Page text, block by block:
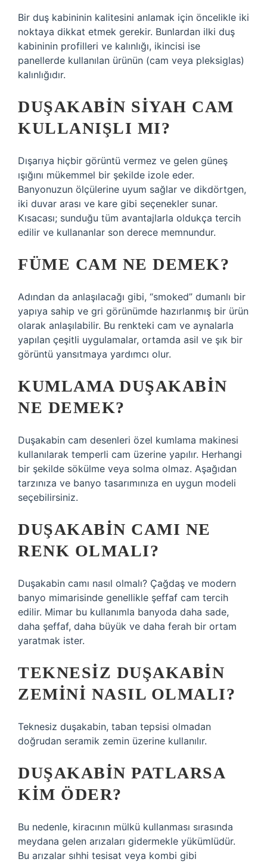
Bir duş kabininin kalitesini anlamak için öncelikle iki
noktaya dikkat etmek gerekir. Bunlardan ilki duş
kabininin profilleri ve kalınlığı, ikincisi ise
panellerde kullanılan ürünün (cam veya pleksiglas)
kalınlığıdır.
DUŞAKABIN SIYAH CAM
KULLANIŞLI MI?
Dışarıya hiçbir görüntü vermez ve gelen güneş
ışığını mükemmel bir şekilde izole eder.
Banyonuzun ölçülerine uyum sağlar ve dikdörtgen,
iki duvar arası ve kare gibi seçenekler sunar.
Kısacası; sunduğu tüm avantajlarla oldukça tercih
edilir ve kullananlar son derece memnundur.
FÜME CAM NE DEMEK?
Adından da anlaşılacağı gibi, “smoked” dumanlı bir
yapıya sahip ve gri görünümde hazırlanmış bir ürün
olarak anlaşılabilir. Bu renkteki cam ve aynalarla
yapılan çeşitli uygulamalar, ortamda asil ve şık bir
görüntü yansıtmaya yardımcı olur.
KUMLAMA DUŞAKABIN
NE DEMEK?
Duşakabin cam desenleri özel kumlama makinesi
kullanılarak temperli cam üzerine yapılır. Herhangi
bir şekilde sökülme veya solma olmaz. Aşağıdan
tarzınıza ve banyo tasarımınıza en uygun modeli
seçebilirsiniz.
DUŞAKABIN CAMI NE
RENK OLMALI?
Duşakabin camı nasıl olmalı? Çağdaş ve modern
banyo mimarisinde genellikle şeffaf cam tercih
edilir. Mimar bu kullanımla banyoda daha sade,
daha şeffaf, daha büyük ve daha ferah bir ortam
yaratmak ister.
TEKNESIZ DUŞAKABIN
ZEMINI NASIL OLMALI?
Teknesiz duşakabin, taban tepsisi olmadan
doğrudan seramik zemin üzerine kullanılır.
DUŞAKABIN PATLARSA
KIM ÖDER?
Bu nedenle, kiracının mülkü kullanması sırasında
meydana gelen arızaları gidermekle yükümlüdür.
Bu arızalar sıhhi tesisat veya kombi gibi